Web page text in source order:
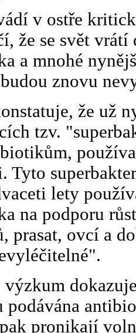
v ostře
že se svět
a mnohé
znovu
že už
tzv.
Tyto
lety
na podporu
prasat, ovcí a
výzkum
podávána
pronikají